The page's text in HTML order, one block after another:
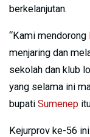
berkelanjutan.
“Kami mendorong
menjaring dan
sekolah dan klub
yang selama ini
bupati Sumenep
Kejurprov ke-56